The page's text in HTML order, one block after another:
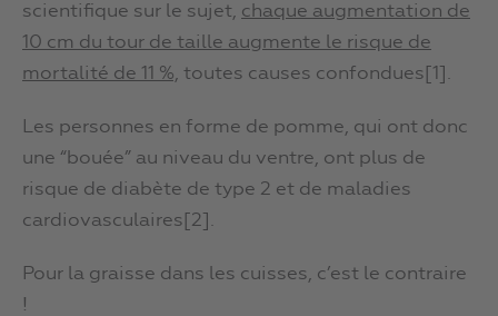
scientifique sur le sujet, chaque augmentation de
10 cm du tour de taille augmente le risque de
mortalité de 11 %, toutes causes confondues[1].
Les personnes en forme de pomme, qui ont donc
une “bouée” au niveau du ventre, ont plus de
risque de diabète de type 2 et de maladies
cardiovasculaires[2].
Pour la graisse dans les cuisses, c’est le contraire
!